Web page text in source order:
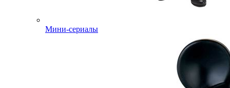
Мини-сериалы